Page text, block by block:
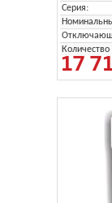
Серия:
17